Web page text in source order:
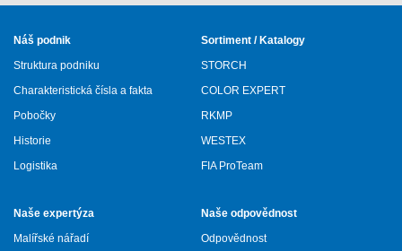
Náš podnik
Struktura podniku
Charakteristická čísla a fakta
Pobočky
Historie
Logistika
Sortiment / Katalogy
STORCH
COLOR EXPERT
RKMP
WESTEX
FIA ProTeam
Naše expertýza
Malířské nářadí
Naše odpovědnost
Odpovědnost